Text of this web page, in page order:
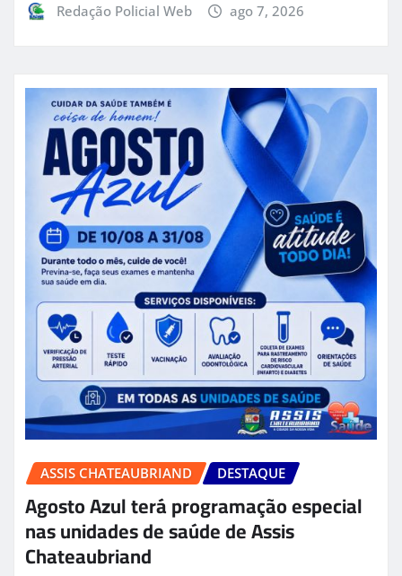
Redação Policial Web ago 7, 2026
ASSIS CHATEAUBRIAND DESTAQUE
Agosto Azul terá programação especial
nas unidades de saúde de Assis
Chateaubriand